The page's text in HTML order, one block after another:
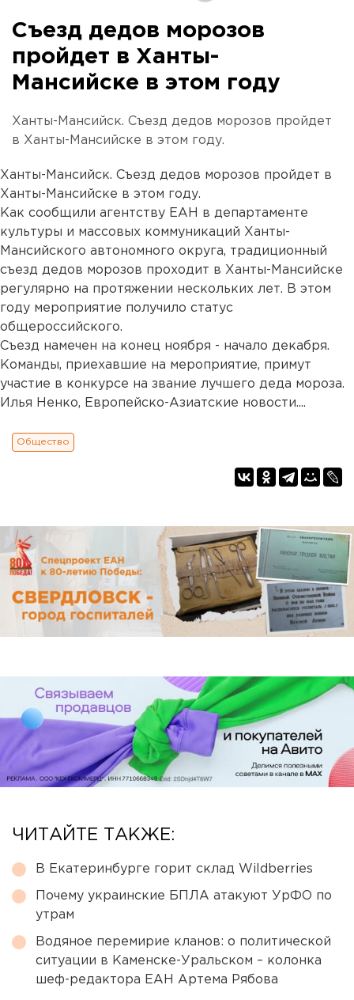
Съезд дедов морозов
пройдет в Ханты-
Мансийске в этом году
Ханты-Мансийск. Съезд дедов морозов пройдет
в Ханты-Мансийске в этом году.
Ханты-Мансийск. Съезд дедов морозов пройдет в
Ханты-Мансийске в этом году.
Как сообщили агентству ЕАН в департаменте
культуры и массовых коммуникаций Ханты-
Мансийского автономного округа, традиционный
съезд дедов морозов проходит в Ханты-Мансийске
регулярно на протяжении нескольких лет. В этом
году мероприятие получило статус
общероссийского.
Съезд намечен на конец ноября - начало декабря.
Команды, приехавшие на мероприятие, примут
участие в конкурсе на звание лучшего деда мороза.
Илья Ненко, Европейско-Азиатские новости....
Общество
ЧИТАЙТЕ ТАКЖЕ:
В Екатеринбурге горит склад Wildberries
Почему украинские БПЛА атакуют УрФО по
утрам
Водяное перемирие кланов: о политической
ситуации в Каменске-Уральском – колонка
шеф-редактора ЕАН Артема Рябова